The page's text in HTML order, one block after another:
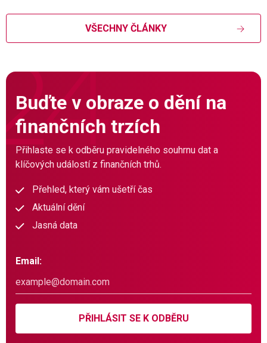
VŠECHNY ČLÁNKY
Buďte v obraze o dění na
finančních trzích
Přihlaste se k odběru pravidelného souhrnu dat a
klíčových událostí z finančních trhů.
Přehled, který vám ušetří čas
Aktuální dění
Jasná data
Email:
PŘIHLÁSIT SE K ODBĚRU